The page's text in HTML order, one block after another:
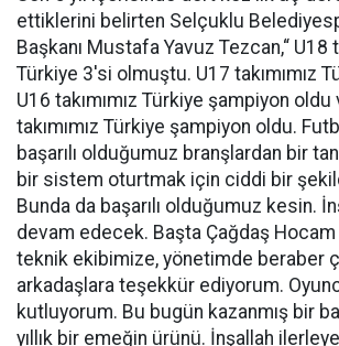
ettiklerini belirten Selçuklu
Başkanı Mustafa Yavuz Tezcan,“ U18
Türkiye 3'si olmuştu. U17 takımımız
U16 takımımız Türkiye şampiyon
takımımız Türkiye şampiyon oldu.
başarılı olduğumuz branşlardan bir
bir sistem oturtmak için ciddi bir
Bunda da başarılı olduğumuz kesin.
devam edecek. Başta Çağdaş
teknik ekibimize, yönetimde beraber
arkadaşlara teşekkür ediyorum.
kutluyorum. Bu bugün kazanmış bir
yıllık bir emeğin ürünü. İnşallah